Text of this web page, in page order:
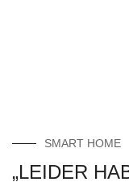
SMART HOME
„LEIDER